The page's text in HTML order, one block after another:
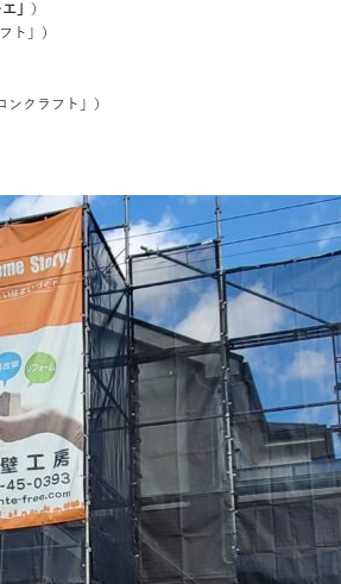
」 ）
ト」 ）
クラフト」 ）